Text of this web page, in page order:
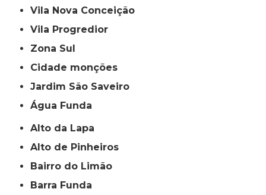
Vila Nova Conceição
Vila Progredior
Zona Sul
cidade monções
jardim São Saveiro
Água Funda
Alto da Lapa
Alto de Pinheiros
Bairro do Limão
Barra Funda